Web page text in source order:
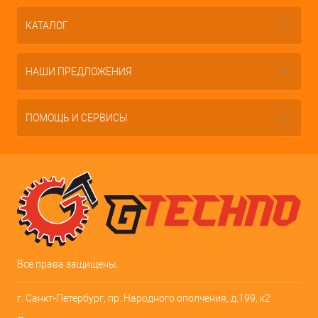
КАТАЛОГ
НАШИ ПРЕДЛОЖЕНИЯ
ПОМОЩЬ И СЕРВИСЫ
Все права защищены.
г. Санкт-Петербург, пр. Народного ополчения, д.199, к2